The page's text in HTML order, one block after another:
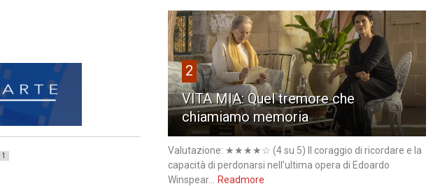
1
2
VITA MIA: Quel tremore che
chiamiamo memoria
Valutazione: ★★★★☆ (4 su 5) Il coraggio di ricordare e la
capacità di perdonarsi nell'ultima opera di Edoardo
Winspear...
Readmore